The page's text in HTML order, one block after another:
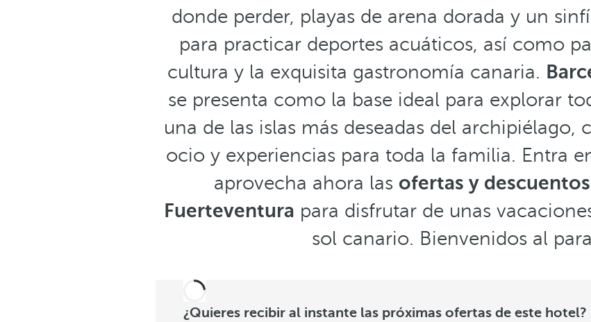
donde perder, playas de arena dorada y un
para practicar deportes acuáticos, así como
cultura y la exquisita gastronomía canaria.
se presenta como la base ideal para explorar
una de las islas más deseadas del
ocio y experiencias para toda la familia. Entra
aprovecha ahora las ofertas y
Fuerteventura para disfrutar de unas
sol canario. Bienvenidos al
¿Quieres recibir al instante las próximas ofertas de este hotel?